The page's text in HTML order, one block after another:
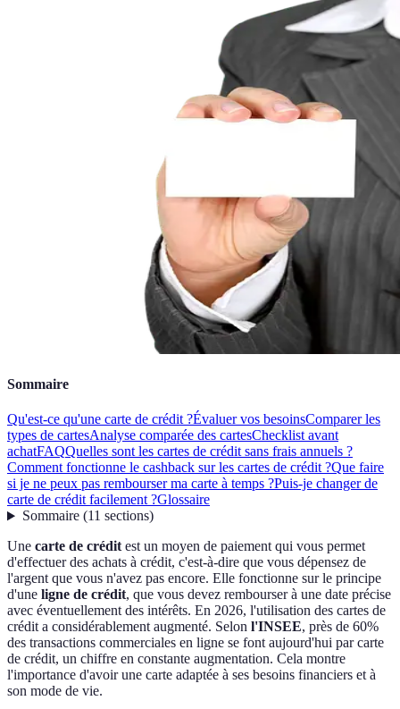
Sommaire
Qu'est-ce qu'une carte de crédit ?Évaluer vos besoinsComparer les
types de cartesAnalyse comparée des cartesChecklist avant
achatFAQQuelles sont les cartes de crédit sans frais annuels ?
Comment fonctionne le cashback sur les cartes de crédit ?Que faire
si je ne peux pas rembourser ma carte à temps ?Puis-je changer de
carte de crédit facilement ?Glossaire
Sommaire(11 sections)
Une carte de créditest un moyen de paiement qui vous permet
d'effectuer des achats à crédit, c'est-à-dire que vous dépensez de
l'argent que vous n'avez pas encore. Elle fonctionne sur le principe
d'une ligne de crédit, que vous devez rembourser à une date précise
avec éventuellement des intérêts. En 2026, l'utilisation des cartes de
crédit a considérablement augmenté. Selon l'INSEE, près de 60%
des transactions commerciales en ligne se font aujourd'hui par carte
de crédit, un chiffre en constante augmentation. Cela montre
l'importance d'avoir une carte adaptée à ses besoins financiers et à
son mode de vie.